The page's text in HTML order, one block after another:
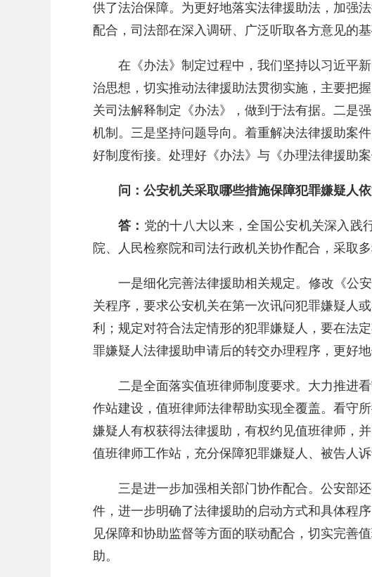
供了法治保障。为更好地落实法律援助法，加强
配合，司法部在深入调研、广泛听取各方意见的
在《办法》制定过程中，我们坚持以习近平
治思想，切实推动法律援助法贯彻实施，主要把
关司法解释制定《办法》，做到于法有据。二是
机制。三是坚持问题导向。着重解决法律援助案
好制度衔接。处理好《办法》与《办理法律援助
问：公安机关采取哪些措施保障犯罪嫌疑人
答： 党的十八大以来，全国公安机关深入践
院、人民检察院和司法行政机关协作配合，采取
一是细化完善法律援助相关规定。修改《公
关程序，要求公安机关在第一次讯问犯罪嫌疑人
利；规定对符合法定情形的犯罪嫌疑人，要在法
罪嫌疑人法律援助申请后的转交办理程序，更好
二是全面落实值班律师制度要求。大力推进
作站建设，值班律师法律帮助实现全覆盖。看守
嫌疑人有权获得法律援助，有权约见值班律师，
值班律师工作站，充分保障犯罪嫌疑人、被告人诉
三是进一步加强相关部门协作配合。公安部
件，进一步明确了法律援助的启动方式和具体程
见保障和协助监督等方面的联动配合，切实完善
助。